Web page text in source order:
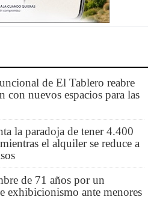
de El Tablero reabre
con nuevos espacios para las
la paradoja de tener 4.400
el alquiler se reduce a
de 71 años por un
exhibicionismo ante menores